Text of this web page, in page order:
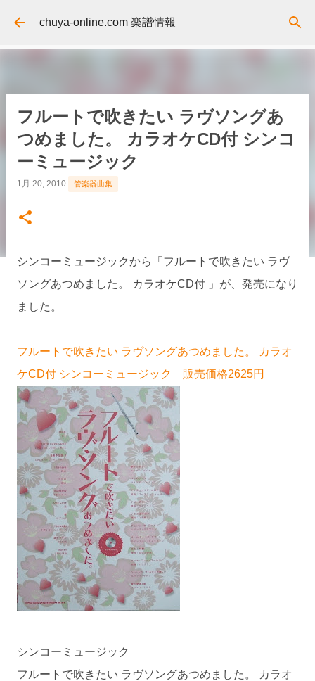
スキップしてメイン コンテンツに移動
chuya-online.com 楽譜情報
フルートで吹きたい ラヴソングあ
つめました。 カラオケCD付 シンコ
ーミュージック
1月 20, 2010 管楽器曲集
シンコーミュージックから「フルートで吹きたい ラヴ
ソングあつめました。 カラオケCD付 」が、発売になり
ました。
フルートで吹きたい ラヴソングあつめました。 カラオ
ケCD付 シンコーミュージック 販売価格2625円
シンコーミュージック
フルートで吹きたい ラヴソングあつめました。 カラオ